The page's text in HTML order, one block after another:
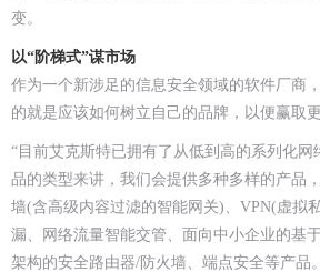
变。
以“阶梯式”谋市场
作为一个新涉足的信息安全领域的软件厂商
的就是应该如何树立自己的品牌，以便赢取更
“目前艾克斯特已拥有了从低到高的系列化
品的类型来讲，我们会提供多种多样的产品
墙(含高级内容过滤的智能网关)、VPN(虚拟
漏、网络流量智能交管、面向中小企业的基
架构的安全路由器/防火墙、端点安全等产品